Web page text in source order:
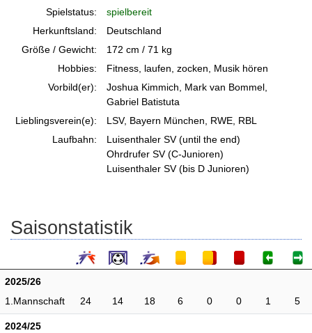
Spielstatus:
spielbereit
Herkunftsland:
Deutschland
Größe / Gewicht:
172 cm / 71 kg
Hobbies:
Fitness, laufen, zocken, Musik hören
Vorbild(er):
Joshua Kimmich, Mark van Bommel,
Gabriel Batistuta
Lieblingsverein(e):
LSV, Bayern München, RWE, RBL
Laufbahn:
Luisenthaler SV (until the end)
Ohrdrufer SV (C-Junioren)
Luisenthaler SV (bis D Junioren)
Saisonstatistik
2025/26
1.Mannschaft
24 14 18 6 0 0 1 5
2024/25